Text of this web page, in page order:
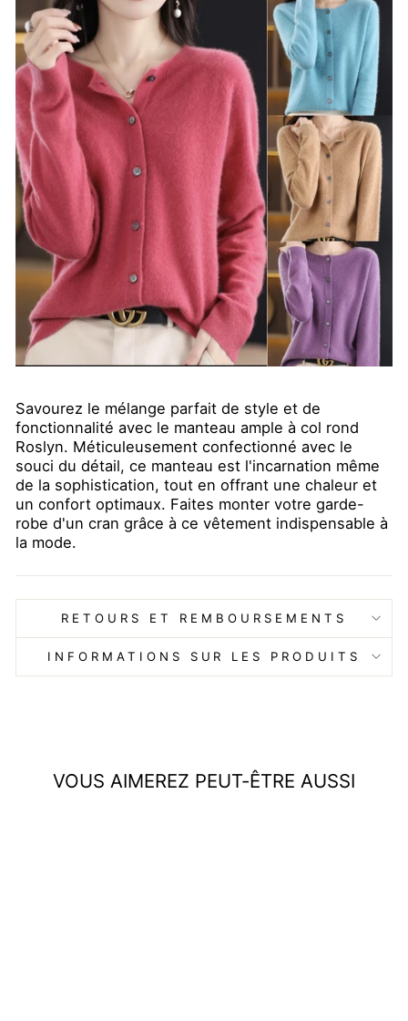
Savourez le mélange parfait de style et de
fonctionnalité avec le manteau ample à col rond
Roslyn. Méticuleusement confectionné avec le
souci du détail, ce manteau est l'incarnation même
de la sophistication, tout en offrant une chaleur et
un confort optimaux. Faites monter votre garde-
robe d'un cran grâce à ce vêtement indispensable à
la mode.
RETOURS ET REMBOURSEMENTS
INFORMATIONS SUR LES PRODUITS
VOUS AIMEREZ PEUT-ÊTRE AUSSI